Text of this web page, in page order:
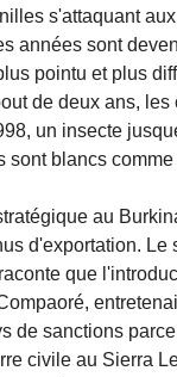
s'attaquant
années sont
pointu et plus
de deux ans,
un insecte
sont blancs comme
au
d'exportation. Le
que
de sanctions
civile au Sierra